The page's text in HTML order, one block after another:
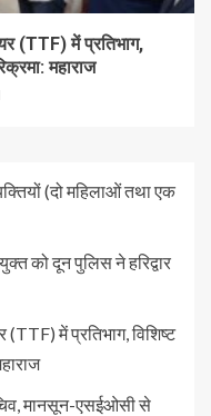
(TTF) में प्रतिभाग,
महाराज
(दो महिलाओं तथा एक
को दून पुलिस ने हरिद्वार
में प्रतिभाग, विशिष्ट
मानसून-एसईओसी से